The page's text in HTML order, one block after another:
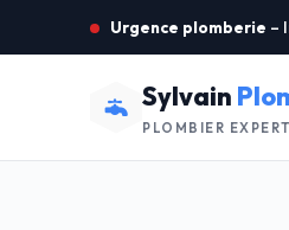
Urgence plomberie –
Sylvain
PLOMBIER